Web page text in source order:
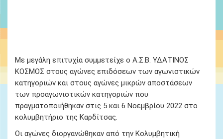
Με μεγάλη επιτυχία συμμετείχε ο Α.Σ.Β. ΥΔΑΤΙΝΟΣ
ΚΟΣΜΟΣ στους αγώνες επιδόσεων των αγωνιστικών
κατηγοριών και στους αγώνες μικρών αποστάσεων
των προαγωνιστικών κατηγοριών που
πραγματοποιήθηκαν στις 5 και 6 Νοεμβρίου 2022 στο
κολυμβητήριο της Καρδίτσας.
Οι αγώνες διοργανώθηκαν από την Κολυμβητική